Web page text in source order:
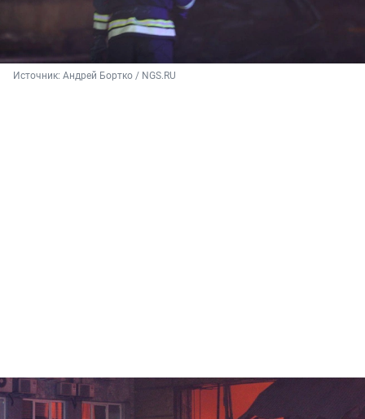
Источник: Андрей Бортко / NGS.RU